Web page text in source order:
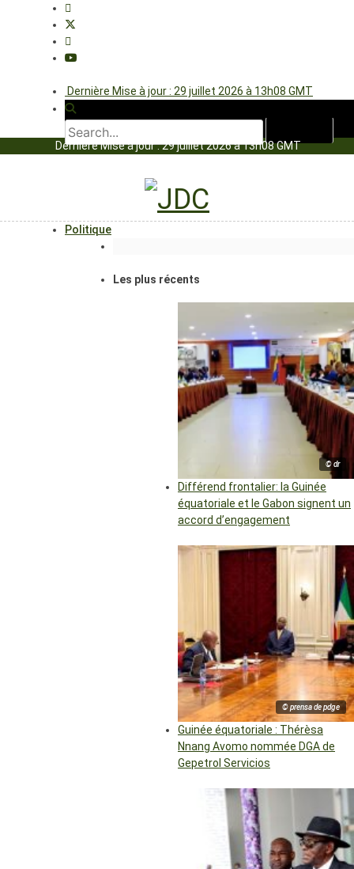
Dernière Mise à jour : 29 juillet 2026 à 13h08 GMT
Dernière Mise à jour : 29 juillet 2026 à 13h08 GMT
Politique
Les plus récents
© dr
Différend frontalier: la Guinée
équatoriale et le Gabon signent un
accord d’engagement
© prensa de pdge
Guinée équatoriale : Thérèsa
Nnang Avomo nommée DGA de
Gepetrol Servicios